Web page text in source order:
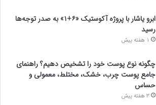
ابرو یاشار با پروژه آکوستیک «۶+۱» به صدر توجه‌ها
رسید
1 هفته پیش
چگونه نوع پوست خود را تشخیص دهیم؟ راهنمای
جامع پوست چرب، خشک، مختلط، معمولی و
حساس
3 هفته پیش